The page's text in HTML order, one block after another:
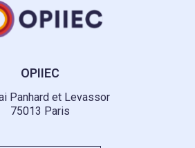
OPIIEC
Panhard et Levassor
75013 Paris